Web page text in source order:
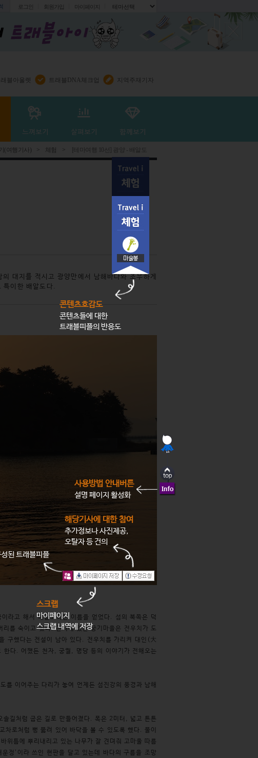
로그인 회원가입 마이페이지
블아울렛 트래블DNA체크업 지역주재기자
(여행기사) > 체험 > [테마여행 10선] 광양 - 배알도
대지를 적시고 광양만에서 남해바다와 조우하게
특이한 배알도다.
라고 해서 배알도라는 이름을 얻었다. 섬의 북쪽은 덕
를 숙이고 있다. 근처에 있는 궁기마을은 전우치가 도
구했다는 전설이 남아 있다. 전우치를 가리켜 대인(大
다. 어쨌든 천자, 궁궐, 명당 등의 이야기가 전해오는
를 이어주는 다리가 놓여 언제든 섬진강의 풍경과 남해
길처럼 굽은 길로 만들어졌다. 폭은 2미터, 넓고 튼튼
차로처럼 뻥 뚫려 있어 바닥을 볼 수 있도록 했다. 물이
위틈에 뿌리내리고 있는 나무가 잘 견뎌줘 고마울 따름
정’이라 쓰인 현판을 달고 있는데 바다의 구름을 조망
콘텐츠호감도
콘텐츠들에 대한
트래블피플의 반응도
사용방법 안내버튼
설명 페이지 활성화
된 트래블피플
스크랩
마이페이지
스크랩 내역에 저장
해당기사에 대한 참여
추가정보나 사진제공,
오탈자 등 건의